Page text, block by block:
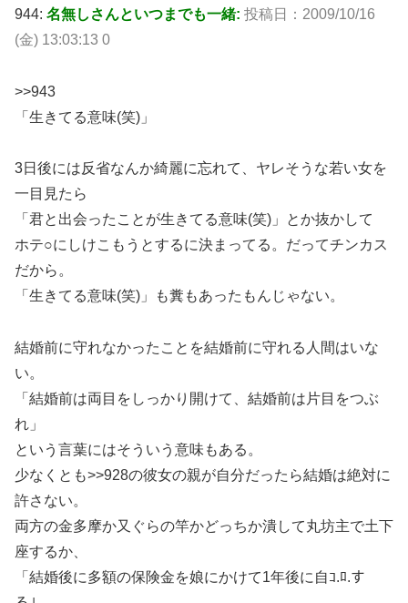
944: 名無しさんといつまでも一緒: 投稿日：2009/10/16
(金) 13:03:13 0
>>943
「生きてる意味(笑)」
3日後には反省なんか綺麗に忘れて、ヤレそうな若い女を
一目見たら
「君と出会ったことが生きてる意味(笑)」とか抜かして
ホテ○にしけこもうとするに決まってる。だってチンカス
だから。
「生きてる意味(笑)」も糞もあったもんじゃない。
結婚前に守れなかったことを結婚前に守れる人間はいな
い。
「結婚前は両目をしっかり開けて、結婚前は片目をつぶ
れ」
という言葉にはそういう意味もある。
少なくとも>>928の彼女の親が自分だったら結婚は絶対に
許さない。
両方の金多摩か又ぐらの竿かどっちか潰して丸坊主で土下
座するか、
「結婚後に多額の保険金を娘にかけて1年後に自ｺ.ﾛ.す